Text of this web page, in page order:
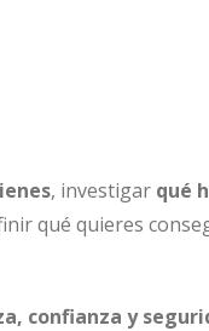
, investigar qué
qué quieres
confianza y